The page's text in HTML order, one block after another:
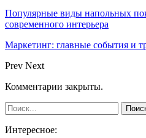
Популярные виды напольных
современного интерьера
Маркетинг: главные события и
Prev Next
Комментарии закрыты.
Интересное: